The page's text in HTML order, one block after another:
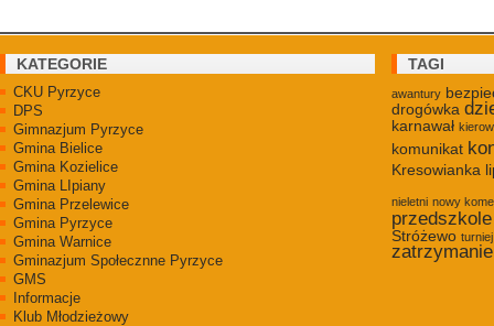
KATEGORIE
CKU Pyrzyce
DPS
Gimnazjum Pyrzyce
Gmina Bielice
Gmina Kozielice
Gmina LIpiany
Gmina Przelewice
Gmina Pyrzyce
Gmina Warnice
Gminazjum Społecznne Pyrzyce
GMS
Informacje
Klub Młodzieżowy
TAGI
awantury
drogówka
karnawał
komunikat
Kresowianka
nieletni nowy
przedszkole
Stróżewo turniej
zatrzymanie